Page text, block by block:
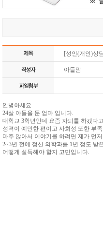
[성인(개인)상
아들맘
안녕하세요
24살 아들을 둔 엄마 입니다.
대학교 3학년인데 요즘 자퇴를 하겠다
성격이 예민한 편이고 사회성 또한 부
마주 앉아서 이야기를 하려면 제가 먼
2~3년 전에 정신 의학과를 1년 정도 받
어떻게 설득해야 할지 고민입니다.